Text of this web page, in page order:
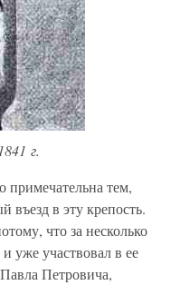
г.
примечательна тем,
въезд в эту крепость.
что за несколько
уже участвовал в ее
Петровича,